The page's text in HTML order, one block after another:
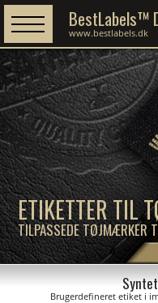
ETIKETTER TIL
TILPASSEDE TØJMÆRKER
BestLabels™
www.bestlabels.dk
Brugerdefineret etiket i